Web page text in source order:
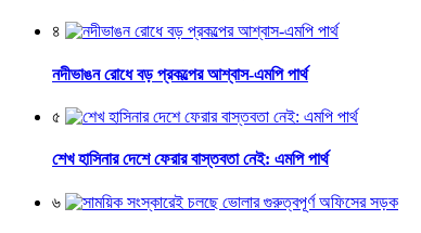
৪
নদীভাঙন রোধে বড় প্রকল্পের আশ্বাস-এমপি পার্থ
৫
শেখ হাসিনার দেশে ফেরার বাস্তবতা নেই: এমপি পার্থ
৬